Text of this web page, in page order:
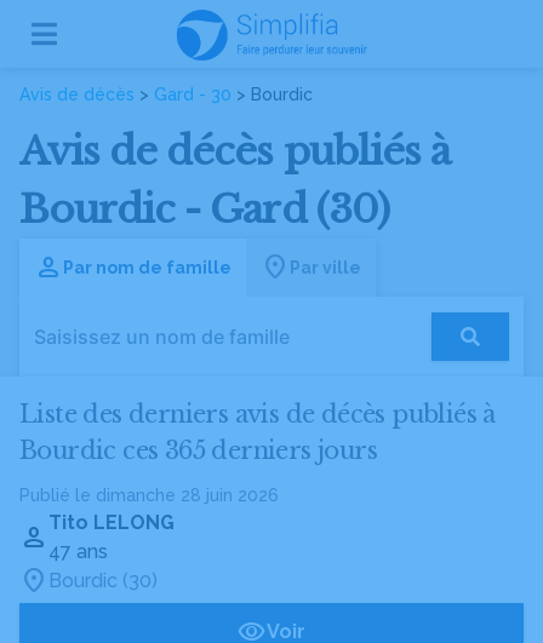
Avis de décès > Gard - 30 > Bourdic
Avis de décès publiés à
Bourdic - Gard (30)
Par nom de famille Par ville
Liste des derniers avis de décès publiés à
Bourdic ces 365 derniers jours
Publié le dimanche 28 juin 2026
Tito LELONG
47 ans
Bourdic (30)
Voir